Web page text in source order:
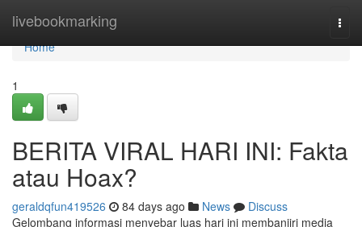
livebookmarking
Home
Home
1
BERITA VIRAL HARI INI: Fakta
atau Hoax?
geraldqfun419526 84 days ago News
Discuss
Gelombang informasi menyebar luas hari ini membanjiri media